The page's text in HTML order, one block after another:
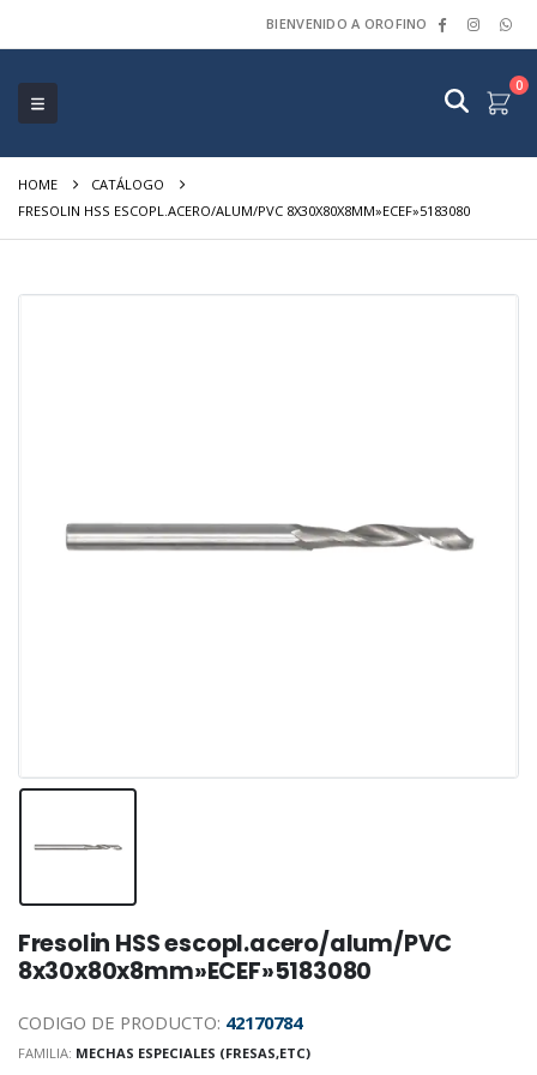
BIENVENIDO A OROFINO
0
HOME
CATÁLOGO
FRESOLIN HSS ESCOPL.ACERO/ALUM/PVC 8X30X80X8MM»ECEF»5183080
Fresolin HSS escopl.acero/alum/PVC
8x30x80x8mm»ECEF»5183080
CODIGO DE PRODUCTO: 42170784
FAMILIA: MECHAS ESPECIALES (FRESAS,ETC)